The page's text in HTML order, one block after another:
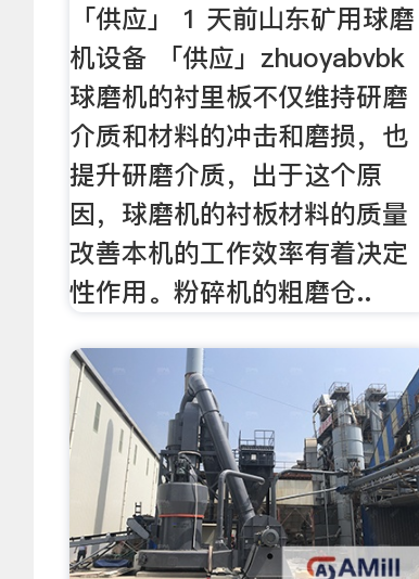
「供应」 1 天前山东矿用球磨
机设备 「供应」zhuoyabvbk
球磨机的衬里板不仅维持研磨
介质和材料的冲击和磨损，也
提升研磨介质，出于这个原
因，球磨机的衬板材料的质量
改善本机的工作效率有着决定
性作用。粉碎机的粗磨仓..